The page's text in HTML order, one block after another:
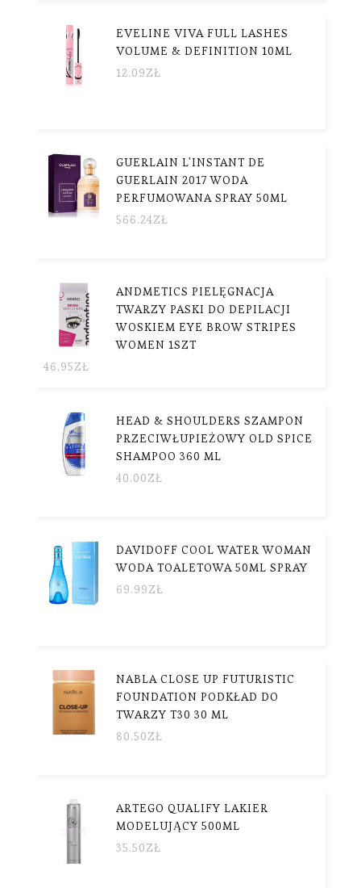
EVELINE VIVA FULL LASHES
VOLUME & DEFINITION 10ML
12.09ZŁ
GUERLAIN L'INSTANT DE
GUERLAIN 2017 WODA
PERFUMOWANA SPRAY 50ML
566.24ZŁ
ANDMETICS PIELĘGNACJA
TWARZY PASKI DO DEPILACJI
WOSKIEM EYE BROW STRIPES
WOMEN 1SZT
46.95ZŁ
HEAD & SHOULDERS SZAMPON
PRZECIWŁUPIEŻOWY OLD SPICE
SHAMPOO 360 ML
40.00ZŁ
DAVIDOFF COOL WATER WOMAN
WODA TOALETOWA 50ML SPRAY
69.99ZŁ
NABLA CLOSE UP FUTURISTIC
FOUNDATION PODKŁAD DO
TWARZY T30 30 ML
80.50ZŁ
ARTEGO QUALIFY LAKIER
MODELUJĄCY 500ML
35.50ZŁ